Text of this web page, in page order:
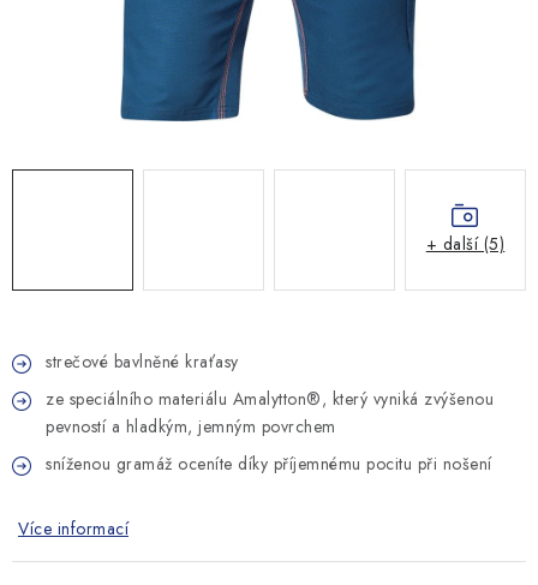
Obchodní podmínky
GDPR
strečové bavlněné kraťasy
ze speciálního materiálu Amalytton®, který vyniká zvýšenou
pevností a hladkým, jemným povrchem
sníženou gramáž oceníte díky příjemnému pocitu při nošení
Více informací
+ další (5)